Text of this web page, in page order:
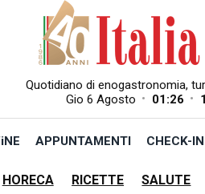
Quotidiano di enogastronomia,
Gio 6 Agosto • 01:26 •
APPUNTAMENTI CHECK-IN
HORECA RICETTE SALUTE